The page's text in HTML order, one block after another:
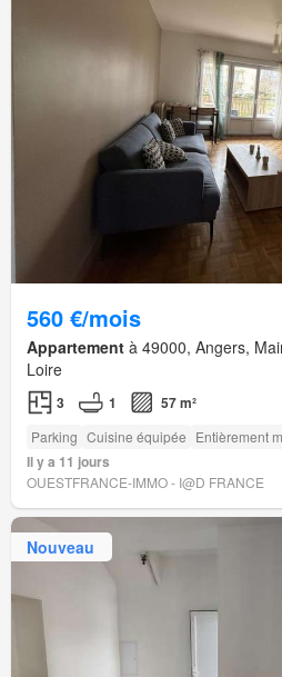
560 €/mois
Appartement à 49000, Angers,
Loire
3 1 57 m²
Parking Cuisine équipée Entièrement
Il y a 11 jours
OUESTFRANCE-IMMO - I@D FRANCE
Nouveau